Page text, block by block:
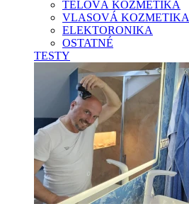
TELOVÁ KOZMETIKA
VLASOVÁ KOZMETIKA
ELEKTORONIKA
OSTATNÉ
TESTY